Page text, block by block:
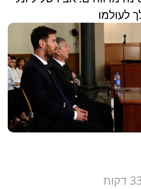
לעולמו
דקות